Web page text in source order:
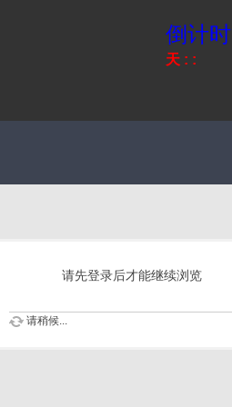
倒计时
天 : :
请先登录后才能继续浏览
请稍候...